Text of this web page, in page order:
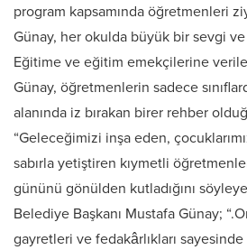
program kapsamında öğretmenleri
Günay, her okulda büyük bir sevgi ve
Eğitime ve eğitim emekçilerine
Günay, öğretmenlerin sadece
alanında iz bırakan birer rehber
“Geleceğimizi inşa eden,
sabırla yetiştiren kıymetli
gününü gönülden kutladığını
Belediye Başkanı Mustafa Günay;
gayretleri ve fedakârlıkları sayesinde